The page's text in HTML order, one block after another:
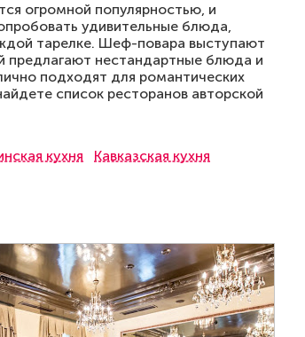
огромной популярностью, и
удивительные блюда,
тарелке. Шеф-повара выступают
предлагают нестандартные блюда и
подходят для романтических
список ресторанов авторской
кухня
Кавказская кухня